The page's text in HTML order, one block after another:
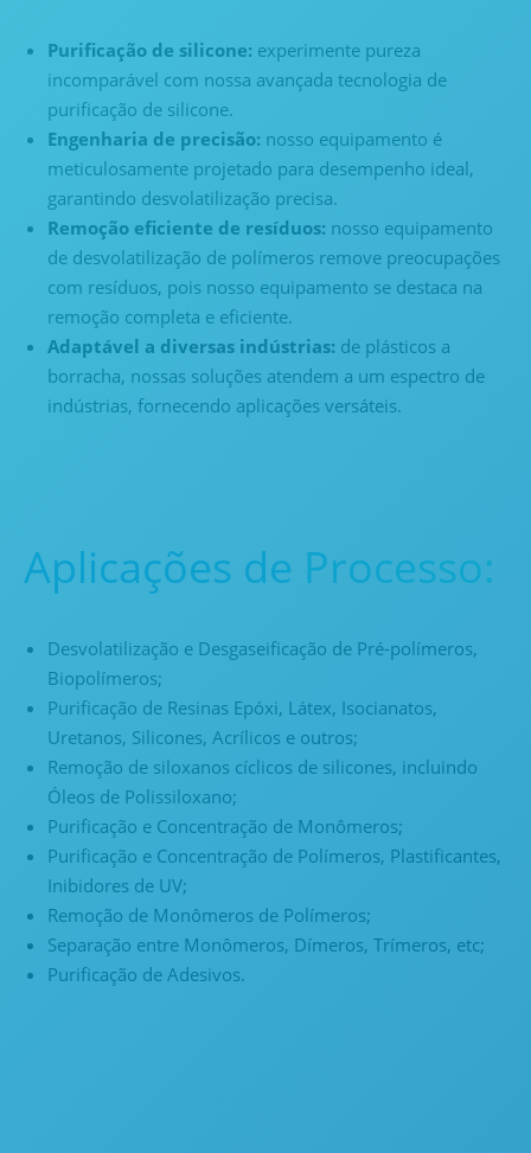
Purificação de silicone: experimente pureza
incomparável com nossa avançada tecnologia de
purificação de silicone.
Engenharia de precisão: nosso equipamento é
meticulosamente projetado para desempenho ideal,
garantindo desvolatilização precisa.
Remoção eficiente de resíduos: nosso equipamento
de desvolatilização de polímeros remove preocupações
com resíduos, pois nosso equipamento se destaca na
remoção completa e eficiente.
Adaptável a diversas indústrias: de plásticos a
borracha, nossas soluções atendem a um espectro de
indústrias, fornecendo aplicações versáteis.
Aplicações de Processo:
Desvolatilização e Desgaseificação de Pré-polímeros,
Biopolímeros;
Purificação de Resinas Epóxi, Látex, Isocianatos,
Uretanos, Silicones, Acrílicos e outros;
Remoção de siloxanos cíclicos de silicones, incluindo
Óleos de Polissiloxano;
Purificação e Concentração de Monômeros;
Purificação e Concentração de Polímeros, Plastificantes,
Inibidores de UV;
Remoção de Monômeros de Polímeros;
Separação entre Monômeros, Dímeros, Trímeros, etc;
Purificação de Adesivos.